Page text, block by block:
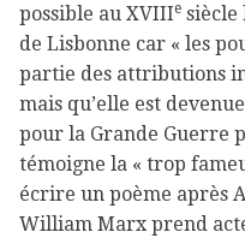
possible au XVIIIe
de Lisbonne car « les
partie des attributions
mais qu’elle est
pour la Grande Guerre
témoigne la « trop
écrire un poème après
William Marx prend